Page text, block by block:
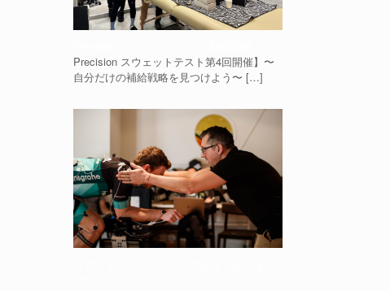
Precision スウェットテスト第4回開催】〜
自分だけの補給戦略を見つけよう〜[…]